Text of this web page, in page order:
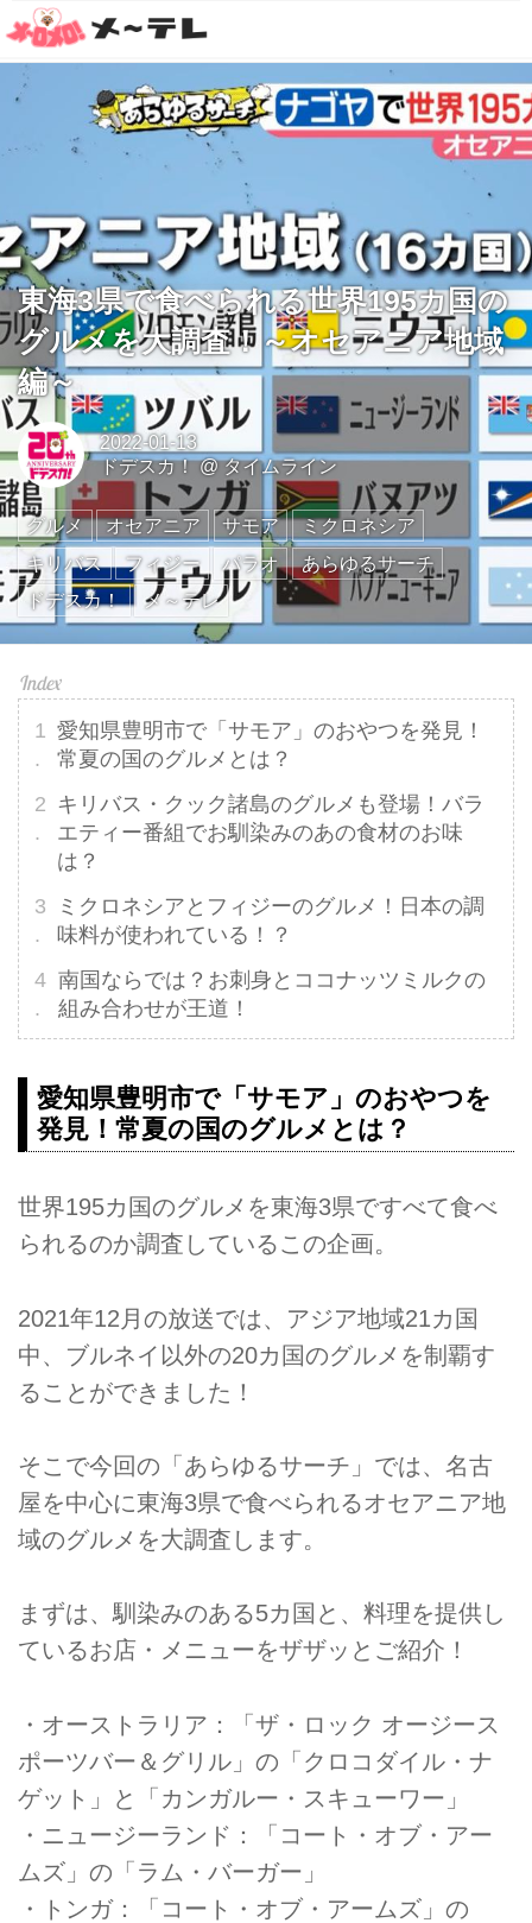
東海3県で食べられる世界195カ国の
グルメを大調査！～オセアニア地域
編～
2022-01-13
ドデスカ！@タイムライン
グルメ オセアニア サモア
ミクロネシア
キリバス
フィジー パラオ
あらゆるサーチ
ドデスカ！
メ～テレ
愛知県豊明市で「サモア」のおやつを発見！
常夏の国のグルメとは？
キリバス・クック諸島のグルメも登場！バラ
エティー番組でお馴染みのあの食材のお味
は？
ミクロネシアとフィジーのグルメ！日本の調
味料が使われている！？
南国ならでは？お刺身とココナッツミルクの
組み合わせが王道！
愛知県豊明市で「サモア」のおやつを
発見！常夏の国のグルメとは？
世界195カ国のグルメを東海3県ですべて食べ
られるのか調査しているこの企画。
2021年12月の放送では、アジア地域21カ国
中、ブルネイ以外の20カ国のグルメを制覇す
ることができました！
そこで今回の「あらゆるサーチ」では、名古
屋を中心に東海3県で食べられるオセアニア地
域のグルメを大調査します。
まずは、馴染みのある5カ国と、料理を提供し
ているお店・メニューをザザッとご紹介！
・オーストラリア：「ザ・ロック オージース
ポーツバー＆グリル」の「クロコダイル・ナ
ゲット」と「カンガルー・スキューワー」
・ニュージーランド：「コート・オブ・アー
ムズ」の「ラム・バーガー」
・トンガ：「コート・オブ・アームズ」の